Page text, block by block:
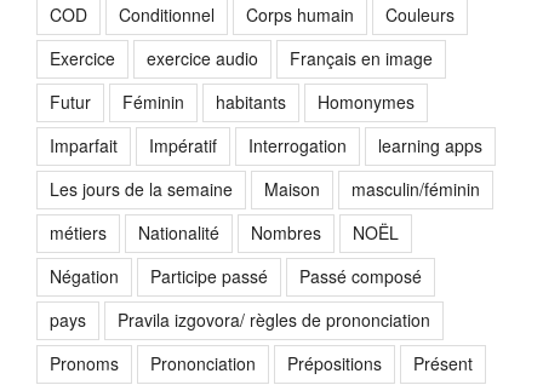
COD
Conditionnel Corps humain
Couleurs
Exercice
exercice audio
Français en image
Futur
Féminin habitants
Homonymes
Imparfait
Impératif Interrogation
learning apps
Les jours de la semaine
Maison
masculin/féminin
métiers
Nationalité Nombres
NOËL
Négation
Participe passé
Passé composé
pays
Pravila izgovora/ règles de prononciation
Pronoms
Prononciation Prépositions
Présent